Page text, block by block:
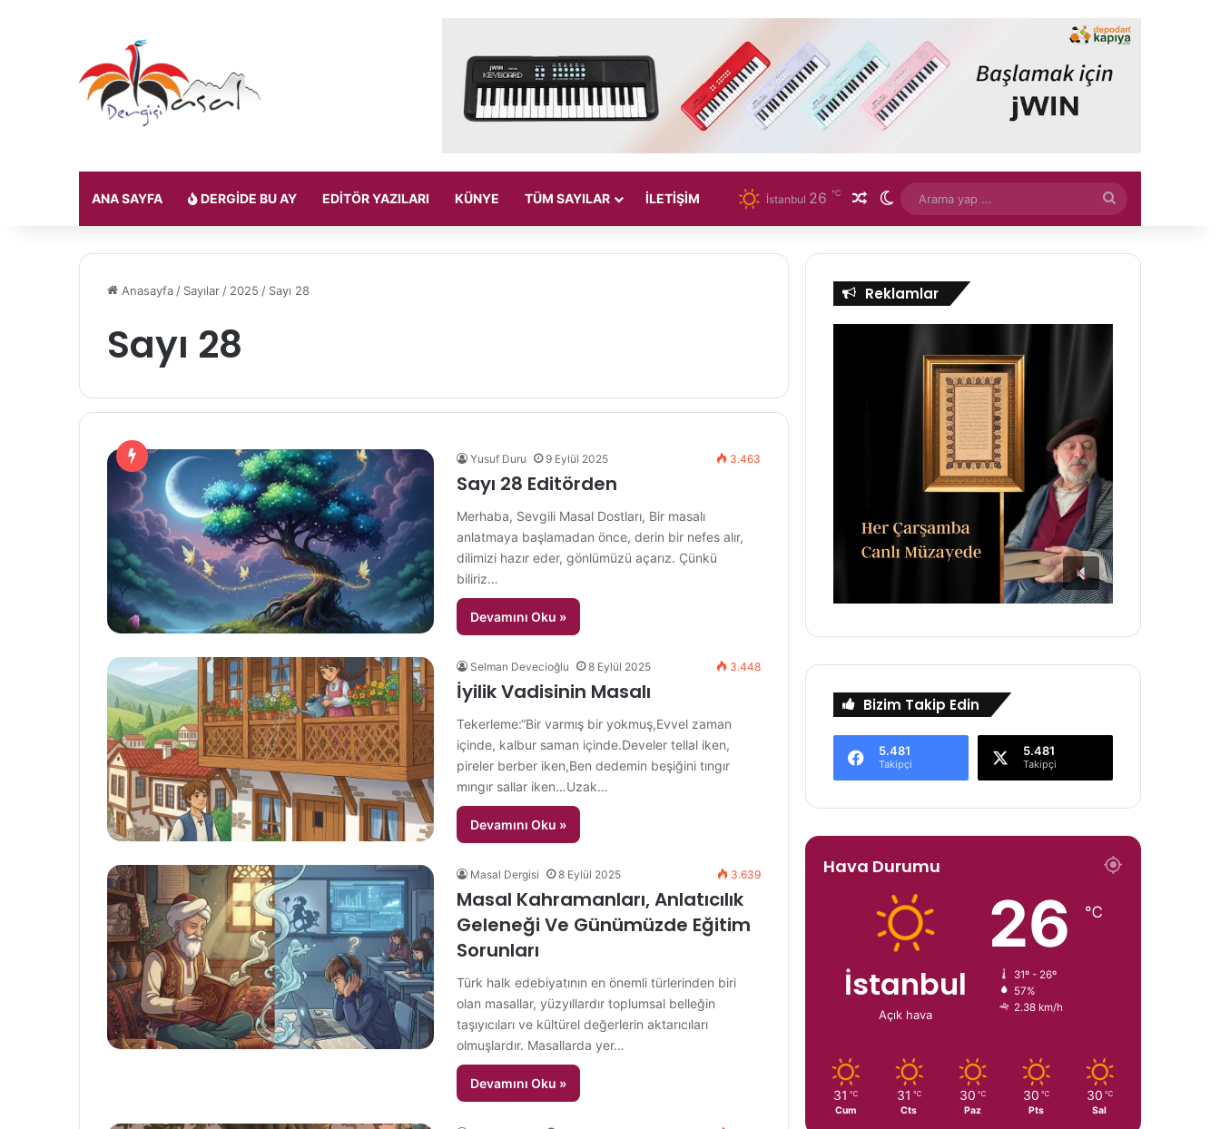
ANA SAYFA DERGIDE BU AY EDITÖR YAZILARI KÜNYE TÜM SAYILAR İLETIŞIM İstanbul 26 ℃ Rastgele Makale
Dış görünümü değiştir
yap
Anasayfa/ Sayılar/ 2025 / Sayı 28
Sayı 28
Yusuf Duru 9 Eylül 2025 3.463
Sayı 28 Editörden
Merhaba, Sevgili Masal Dostları, Bir masalı
anlatmaya başlamadan önce, derin bir nefes alır,
dilimizi hazır eder, gönlümüzü açarız. Çünkü
biliriz…
Devamını Oku »
Selman Devecioğlu 8 Eylül 2025 3.448
İyilik Vadisinin Masalı
Tekerleme:“Bir varmış bir yokmuş,Evvel zaman
içinde, kalbur saman içinde.Develer tellal iken,
pireler berber iken,Ben dedemin beşiğini tıngır
mıngır sallar iken…Uzak…
Devamını Oku »
Masal Dergisi 8 Eylül 2025 3.639
Masal Kahramanları, Anlatıcılık
Geleneği Ve Günümüzde Eğitim
Sorunları
Türk halk edebiyatının en önemli türlerinden biri
olan masallar, yüzyıllardır toplumsal belleğin
taşıyıcıları ve kültürel değerlerin aktarıcıları
olmuşlardır. Masallarda yer…
Devamını Oku »
Reklamlar
Bizim Takip Edin
5.481
Takipçi
5.481
Takipçi
Hava Durumu
İstanbul
Açık hava
26 ℃
31º - 26º
57%
2.38 km/h
31 ℃
Cum
31 ℃
Cts
30 ℃
Paz
30 ℃
Pts
30 ℃
Sal